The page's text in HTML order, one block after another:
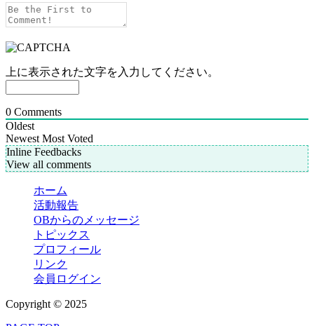
上に表示された文字を入力してください。
0 Comments
Oldest
Newest Most Voted
Inline Feedbacks
View all comments
ホーム
活動報告
OBからのメッセージ
トピックス
プロフィール
リンク
会員ログイン
Copyright © 2025